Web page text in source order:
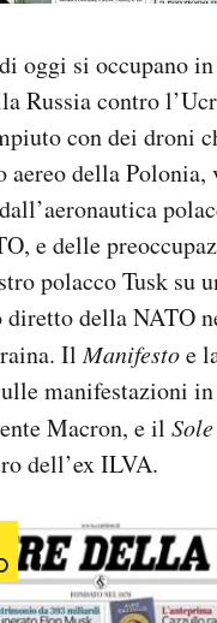
aiuto?
oggi si occupano in
Russia contro
con dei droni
aereo della Polonia,
e delle
polacco Tusk su
diretto della NATO
IlManifestoe
manifestazioni
Macron, e il
dell’ex ILVA.